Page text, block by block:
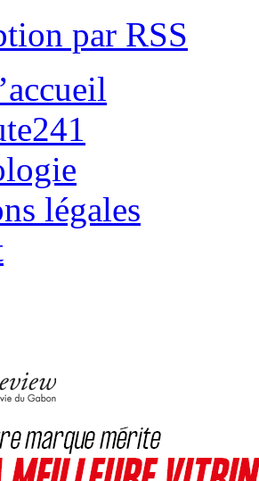
par RSS
légales